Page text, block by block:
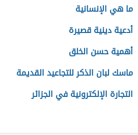
ما هي الإنسانية
أدعية دينية قصيرة
أهمية حسن الخلق
ماسك لبان الذكر للتجاعيد القديمة
التجارة الإلكترونية في الجزائر